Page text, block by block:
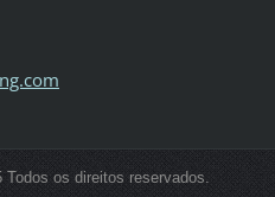
os direitos reservados.